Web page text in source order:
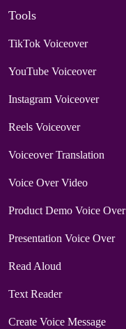
Tools
TikTok Voiceover
YouTube Voiceover
Instagram Voiceover
Reels Voiceover
Voiceover Translation
Voice Over Video
Product Demo Voice Over
Presentation Voice Over
Read Aloud
Text Reader
Create Voice Message